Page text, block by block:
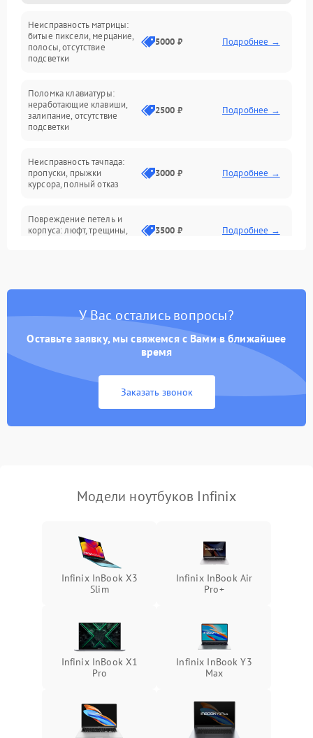
Программные ошибки
Электрические и системные сбои
Интерфейсные проблемы
Батарея
Сеть и интернет
Неисправность матрицы:
битые пиксели, мерцание,
полосы, отсутствие
подсветки
5000 ₽ Подробнее →
Поломка клавиатуры:
неработающие клавиши,
залипание, отсутствие
подсветки
2500 ₽ Подробнее →
Неисправность тачпада:
пропуски, прыжки
курсора, полный отказ
3000 ₽ Подробнее →
Повреждение петель и
корпуса: люфт, трещины,
3500 ₽ Подробнее →
быстрая разрядка,
2500 ₽ Подробнее →
Неисправность зарядного
питания
2000 ₽ Подробнее →
неисправности кулера
пропадание диска
оперативной памяти:
вылеты приложений,
синие экраны
Подробнее →
Проблемы Wi‑Fi или
У Вас остались вопросы?
Оставьте заявку, мы свяжемся с Вами в ближайшее
время
Заказать звонок
Модели ноутбуков Infinix
Infinix InBook X3
Slim
Infinix InBook Air
Pro+
Infinix InBook X1
Pro
Infinix InBook Y3
Max